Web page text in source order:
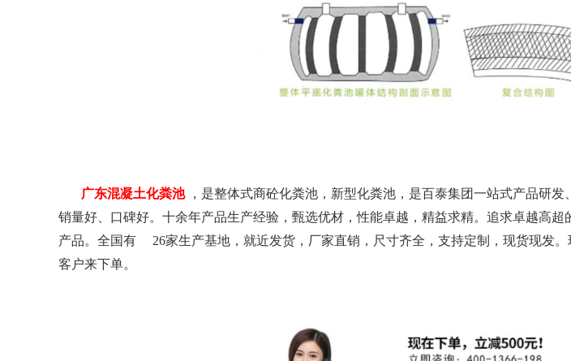
广东混凝土化粪池
，是整体式商砼化粪池，新型化粪池，是百泰集团一站式产品研发
销量好、口碑好。十余年产品生产经验，甄选优材，性能卓越，精益求精。追求卓越高
产品。全国有
26家生产基地，就近发货，厂家直销，尺寸齐全，支持定制，现货现发
客户来下单。